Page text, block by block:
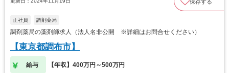
保存する
正社員 調剤薬局
調剤薬局の薬剤師求人（法人名非公開 ※詳細はお問合せください）
【東京都調布市】
給与 【年収】400万円～500万円